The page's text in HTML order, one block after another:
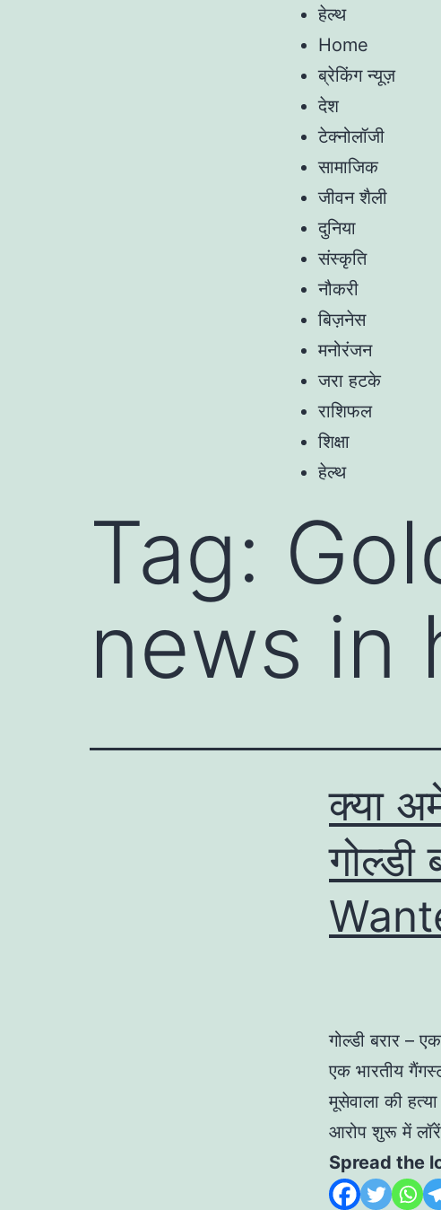
हेल्थ
Home
ब्रेकिंग न्यूज़
देश
टेक्नोलॉजी
सामाजिक
जीवन शैली
दुनिया
संस्कृति
नौकरी
बिज़नेस
मनोरंजन
जरा हटके
राशिफल
शिक्षा
हेल्थ
Tag:
news in
क्या
गोल्डी बरार –
एक भारतीय
मूसेवाला की
आरोप शुरू में
Spread the